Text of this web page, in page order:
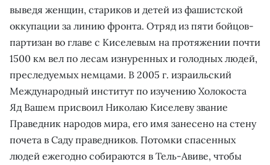
выведя женщин, стариков и детей из фашистской
оккупации за линию фронта. Отряд из пяти бойцов-
партизан во главе с Киселевым на протяжении почти
1500 км вел по лесам изнуренных и голодных людей,
преследуемых немцами. В 2005 г. израильский
Международный институт по изучению Холокоста
Яд Вашем присвоил Николаю Киселеву звание
Праведник народов мира, его имя занесено на стену
почета в Саду праведников. Потомки спасенных
людей ежегодно собираются в Тель-Авиве, чтобы